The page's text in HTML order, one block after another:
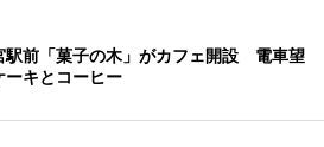
駅前「菓子の木」がカフェ開設 電車望
ーキとコーヒー